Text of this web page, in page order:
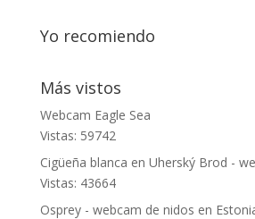
Yo recomiendo
Más vistos
Webcam Eagle Sea
Vistas: 59742
Cigüeña blanca en Uherský Brod -
Vistas: 43664
Osprey - webcam de nidos en